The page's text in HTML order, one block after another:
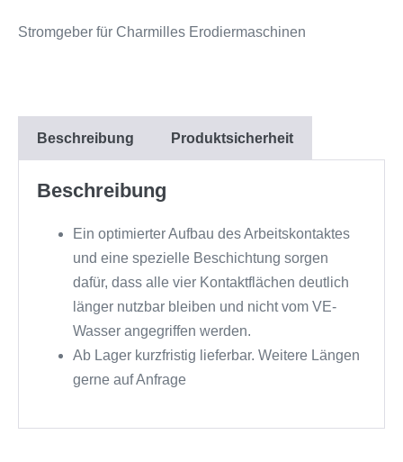
Stromgeber für Charmilles Erodiermaschinen
Beschreibung Produktsicherheit
Beschreibung
Ein optimierter Aufbau des Arbeitskontaktes
und eine spezielle Beschichtung sorgen
dafür, dass alle vier Kontaktflächen deutlich
länger nutzbar bleiben und nicht vom VE-
Wasser angegriffen werden.
Ab Lager kurzfristig lieferbar. Weitere Längen
gerne auf Anfrage